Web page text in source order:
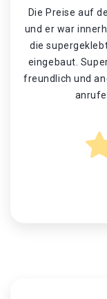
Die Preise auf
und er war
die
eingebaut.
freundlich und